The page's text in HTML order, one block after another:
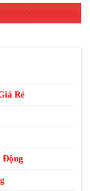
Rẻ
Động